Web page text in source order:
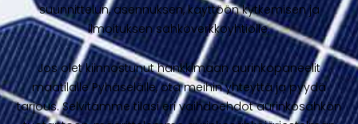
suunnittelun, asennuksen, käyttöön kytkemisen ja
ilmoituksen sähköverkkoyhtiölle.
Jos olet kiinnostunut hankkimaan aurinkopaneelit
maatilalle Pyhäselälle, ota meihin yhteyttä ja pyydä
tarjous. Selvitämme tilasi eri vaihdoehdot aurinkosähkön